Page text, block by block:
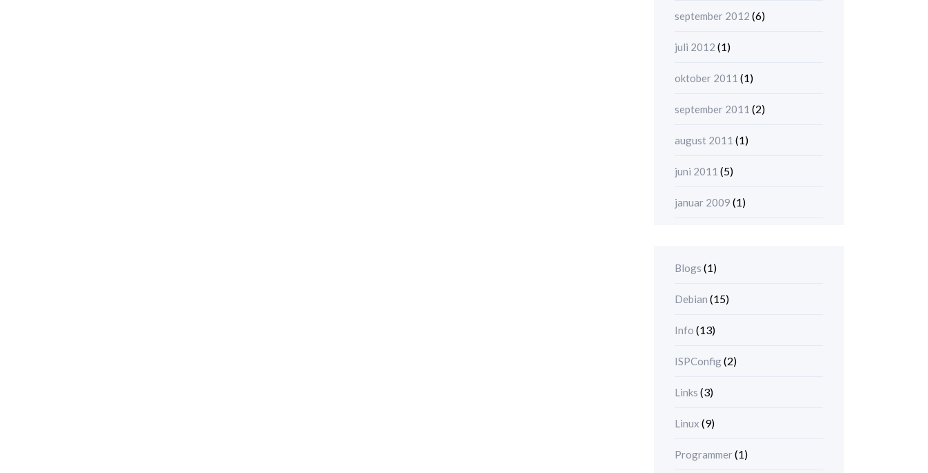
september 2012 (6)
juli 2012 (1)
oktober 2011 (1)
september 2011 (2)
august 2011 (1)
juni 2011 (5)
januar 2009 (1)
Blogs (1)
Debian (15)
Info (13)
ISPConfig(2)
Links (3)
Linux (9)
Programmer(1)